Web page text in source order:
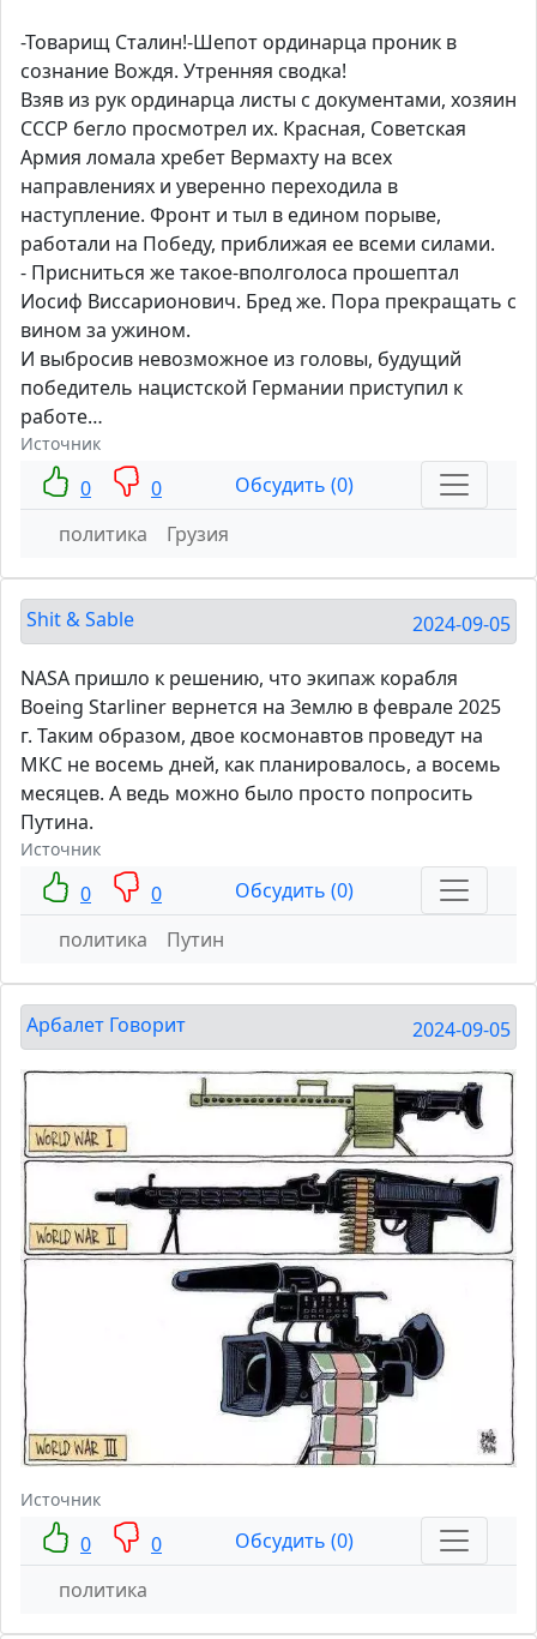
-Товарищ Сталин!-Шепот ординарца проник в
сознание Вождя. Утренняя сводка!
Взяв из рук ординарца листы с документами, хозяин
СССР бегло просмотрел их. Красная, Советская
Армия ломала хребет Вермахту на всех
направлениях и уверенно переходила в
наступление. Фронт и тыл в едином порыве,
работали на Победу, приближая ее всеми силами.
- Присниться же такое-вполголоса прошептал
Иосиф Виссарионович. Бред же. Пора прекращать с
вином за ужином.
И выбросив невозможное из головы, будущий
победитель нацистской Германии приступил к
работе…
Источник
0 0
Обсудить (0)
политика
Грузия
Shit & Sable 2024-09-05
NASA пришло к решению, что экипаж корабля
Boeing Starliner вернется на Землю в феврале 2025
г. Таким образом, двое космонавтов проведут на
МКС не восемь дней, как планировалось, а восемь
месяцев. А ведь можно было просто попросить
Путина.
Источник
0 0
Обсудить (0)
политика
Путин
Арбалет Говорит 2024-09-05
Источник
0 0
Обсудить (0)
политика